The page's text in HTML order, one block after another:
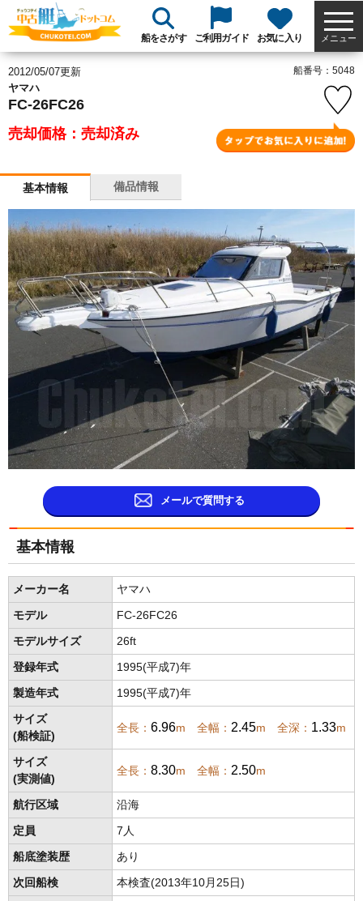
船をさがす ご利用ガイド お気に入り メニュー
2012/05/07更新
ヤマハ
FC-26FC26
売却価格：売却済み
船番号：5048
基本情報 備品情報
メールで質問する
基本情報
メーカー名 ヤマハ
モデル FC-26FC26
モデルサイズ 26ft
登録年式 1995(平成7)年
製造年式 1995(平成7)年
サイズ
(船検証)
全長： 6.96m 全幅： 2.45m 全深： 1.33m
サイズ
(実測値)
全長： 8.30m 全幅： 2.50m
航行区域 沿海
定員 7人
船底塗装歴 あり
次回船検 本検査(2013年10月25日)